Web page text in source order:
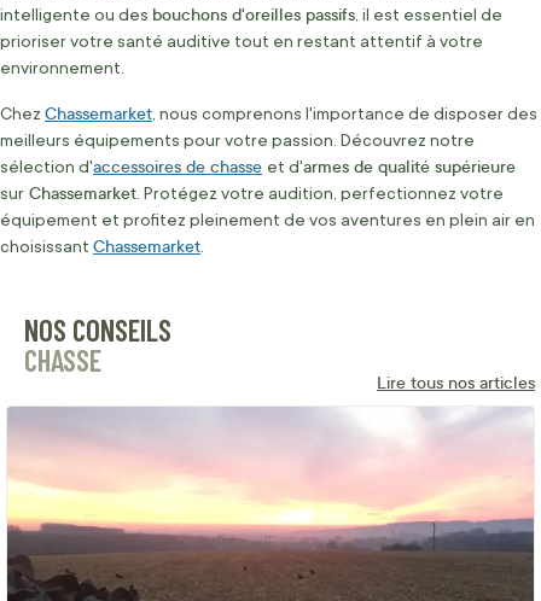
intelligente ou des bouchons d'oreilles passifs , il est essentiel de
prioriser votre santé auditive tout en restant attentif à votre
environnement.
Chez Chassemarket , nous comprenons l'importance de disposer des
meilleurs équipements pour votre passion. Découvrez notre
sélection d'accessoires de chasse et d'armes de qualité supérieure
sur Chassemarket . Protégez votre audition, perfectionnez votre
équipement et profitez pleinement de vos aventures en plein air en
choisissant Chassemarket
NOS CONSEILS
CHASSE
Lire tous nos articles